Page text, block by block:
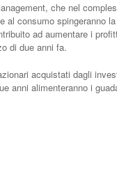
che nel
al consumo spingeranno
ad aumentare i
di due anni fa.
acquistati dagli
anni alimenteranno i